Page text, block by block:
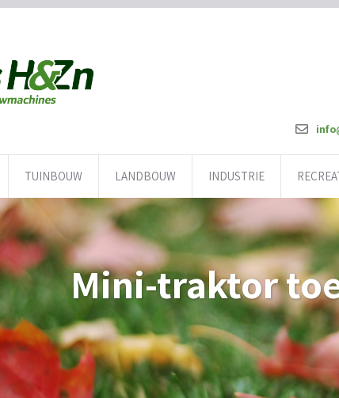
TUINBOUW LANDBOUW INDUSTRIE
Mini-traktor